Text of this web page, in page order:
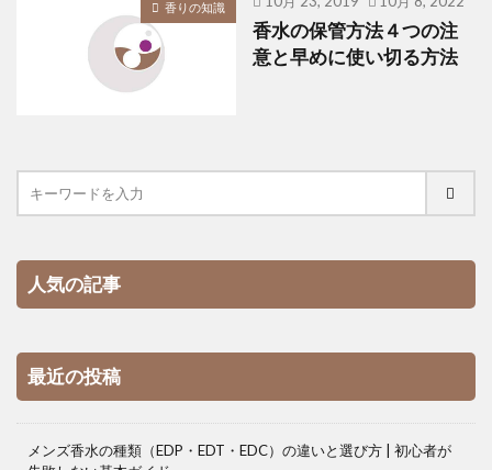
香りの知識
香水の保管方法４つの注
意と早めに使い切る方法
人気の記事
最近の投稿
メンズ香水の種類（EDP・EDT・EDC）の違いと選び方 | 初心者が